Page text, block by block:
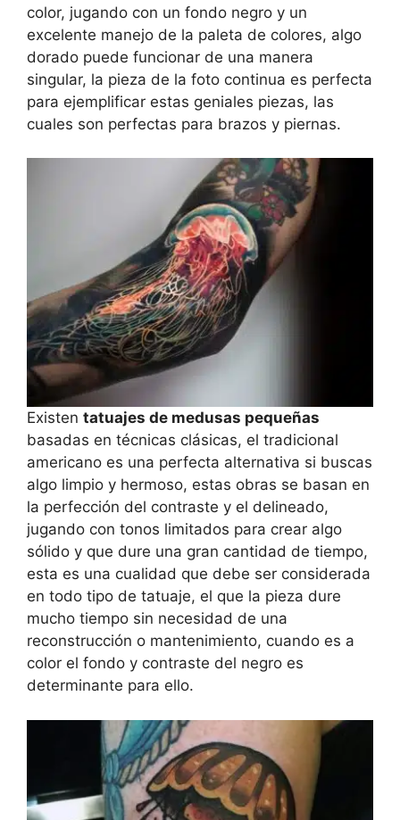
color, jugando con un fondo negro y un
excelente manejo de la paleta de colores, algo
dorado puede funcionar de una manera
singular, la pieza de la foto continua es perfecta
para ejemplificar estas geniales piezas, las
cuales son perfectas para brazos y piernas.
Existen tatuajes de medusas pequeñas
basadas en técnicas clásicas, el tradicional
americano es una perfecta alternativa si buscas
algo limpio y hermoso, estas obras se basan en
la perfección del contraste y el delineado,
jugando con tonos limitados para crear algo
sólido y que dure una gran cantidad de tiempo,
esta es una cualidad que debe ser considerada
en todo tipo de tatuaje, el que la pieza dure
mucho tiempo sin necesidad de una
reconstrucción o mantenimiento, cuando es a
color el fondo y contraste del negro es
determinante para ello.